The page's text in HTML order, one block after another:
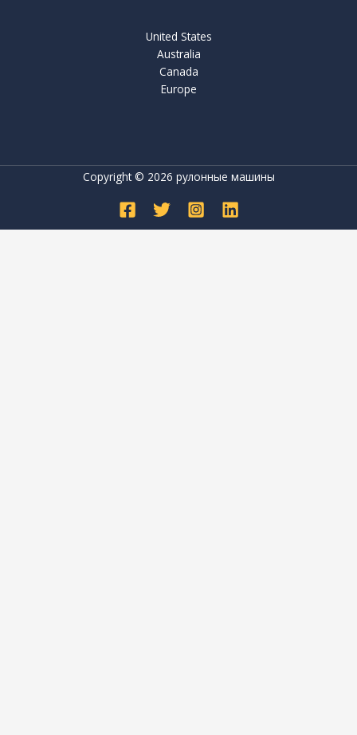
United States
Australia
Canada
Europe
Copyright © 2026 рулонные машины